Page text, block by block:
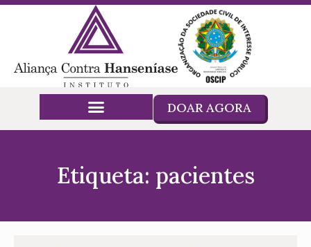
DOAR AGORA
Etiqueta: pacientes